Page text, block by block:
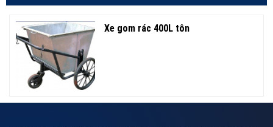
Xe gom rác 400L tôn